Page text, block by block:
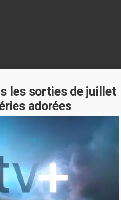
les sorties de juillet
adorées